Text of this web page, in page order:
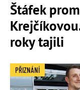
Štáfek
roky tajili
PŘIZNÁNÍ